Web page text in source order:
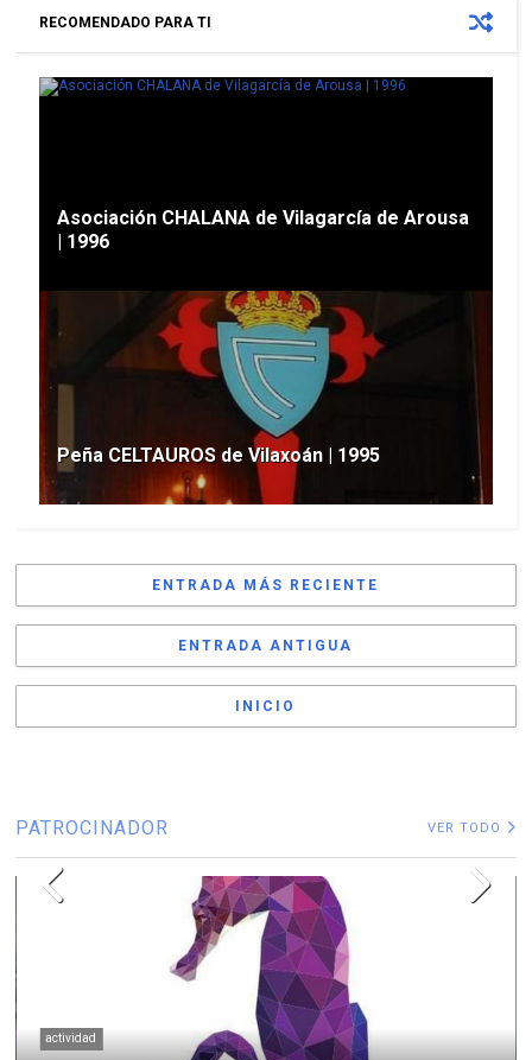
RECOMENDADO PARA TI
Asociación CHALANA de Vilagarcía de Arousa
| 1996
Peña CELTAUROS de Vilaxoán | 1995
ENTRADA MÁS RECIENTE
ENTRADA ANTIGUA
INICIO
PATROCINADOR VER TODO
actividad